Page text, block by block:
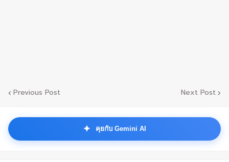
Previous Post Next Post
✦ คุยกับ Gemini AI